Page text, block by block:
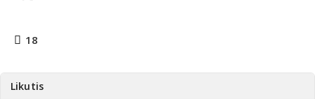
18
Likutis